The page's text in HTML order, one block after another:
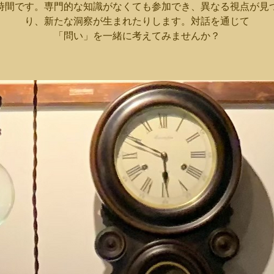
間です。専門的な知識がなくても参加でき、異なる視点が見
り、新たな洞察が生まれたりします。対話を通じて
「問い」を一緒に考えてみませんか？